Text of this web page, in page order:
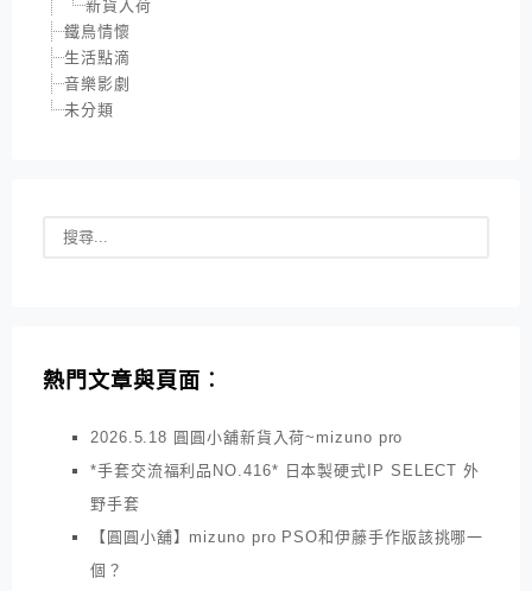
新貨入荷
鐵鳥情懷
生活點滴
音樂影劇
未分類
熱門文章與頁面︰
2026.5.18 圓圓小舖新貨入荷~mizuno pro
*手套交流福利品NO.416* 日本製硬式IP SELECT 外
野手套
【圓圓小舖】mizuno pro PSO和伊藤手作版該挑哪一
個？